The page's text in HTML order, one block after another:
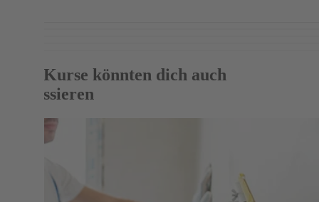
Diese Kurse könnten dich auch
interessieren